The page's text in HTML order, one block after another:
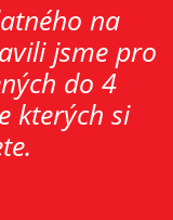
na
jsme pro
do 4
kterých si